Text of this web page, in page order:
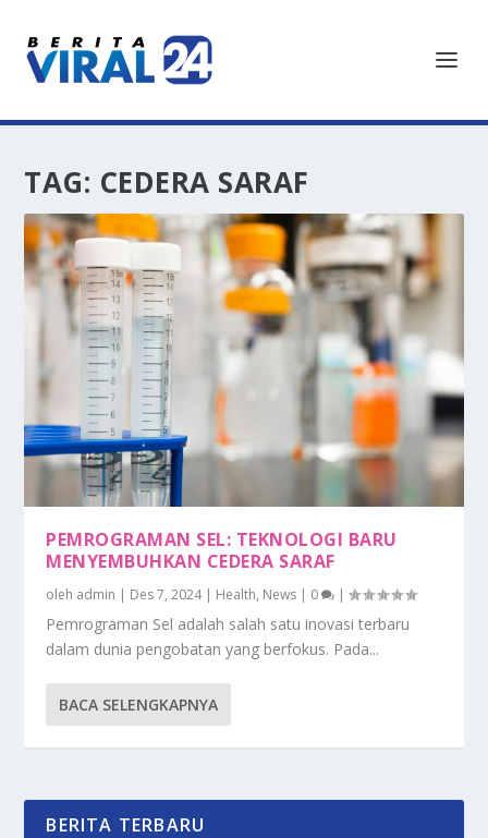
TAG: CEDERA SARAF
PEMROGRAMAN SEL: TEKNOLOGI BARU
MENYEMBUHKAN CEDERA SARAF
oleh admin | Des 7, 2024| Health, News | 0 |
Pemrograman Sel adalah salah satu inovasi terbaru
dalam dunia pengobatan yang berfokus. Pada...
BACA SELENGKAPNYA
BERITA TERBARU